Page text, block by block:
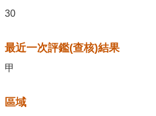
30
最近一次評鑑(查核)結果
甲
區域